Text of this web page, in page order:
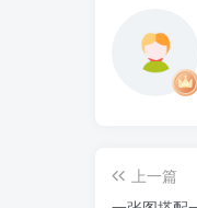
上一篇